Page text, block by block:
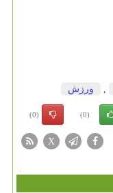
ورزش
(0)
(0)
X